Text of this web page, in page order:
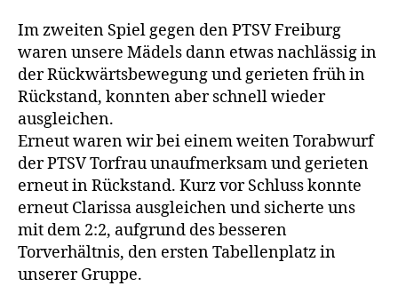
Im zweiten Spiel gegen den PTSV Freiburg
waren unsere Mädels dann etwas nachlässig in
der Rückwärtsbewegung und gerieten früh in
Rückstand, konnten aber schnell wieder
ausgleichen.
Erneut waren wir bei einem weiten Torabwurf
der PTSV Torfrau unaufmerksam und gerieten
erneut in Rückstand. Kurz vor Schluss konnte
erneut Clarissa ausgleichen und sicherte uns
mit dem 2:2, aufgrund des besseren
Torverhältnis, den ersten Tabellenplatz in
unserer Gruppe.